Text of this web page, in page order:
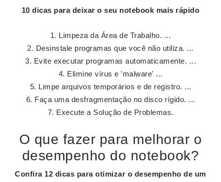
10 dicas para deixar o seu notebook mais rápido
Limpeza da Área de Trabalho. ...
Desinstale programas que você não utiliza. ...
Evite executar programas automaticamente. ...
Elimine vírus e 'malware' ...
Limpe arquivos temporários e de registro. ...
Faça uma desfragmentação no disco rígido. ...
Execute a Solução de Problemas.
O que fazer para melhorar o
desempenho do notebook?
Confira 12 dicas para otimizar o desempenho de um